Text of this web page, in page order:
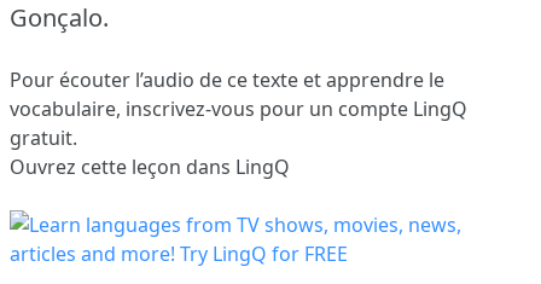
Gonçalo.
Pour écouter l’audio de ce texte et apprendre le
vocabulaire, inscrivez-vous pour un compte LingQ
gratuit.
Ouvrez cette leçon dans LingQ